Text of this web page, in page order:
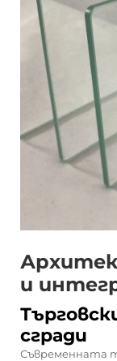
и
сгради
Съвременната